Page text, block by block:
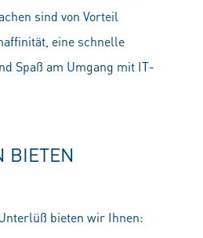
sind von Vorteil
eine schnelle
Spaß am Umgang mit IT-
BIETEN
bieten wir Ihnen: